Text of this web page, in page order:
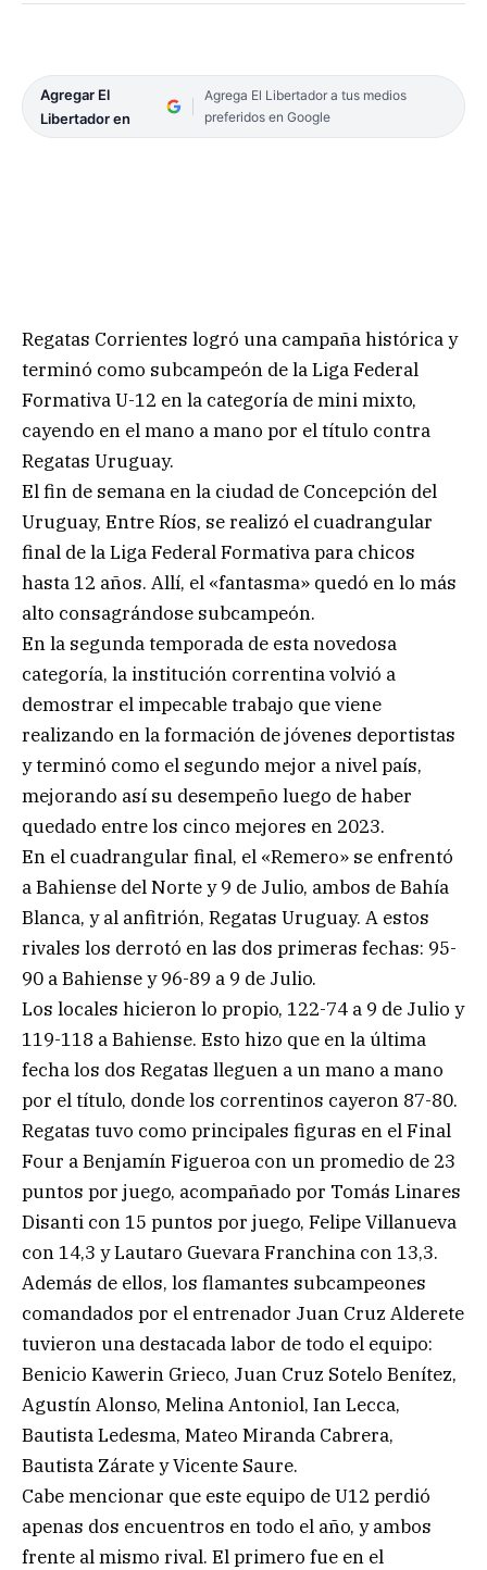
Agregar El
Libertador en
Agrega El Libertador a tus medios
preferidos en Google
Regatas Corrientes logró una campaña histórica y
terminó como subcampeón de la Liga Federal
Formativa U-12 en la categoría de mini mixto,
cayendo en el mano a mano por el título contra
Regatas Uruguay.
El fin de semana en la ciudad de Concepción del
Uruguay, Entre Ríos, se realizó el cuadrangular
final de la Liga Federal Formativa para chicos
hasta 12 años. Allí, el «fantasma» quedó en lo más
alto consagrándose subcampeón.
En la segunda temporada de esta novedosa
categoría, la institución correntina volvió a
demostrar el impecable trabajo que viene
realizando en la formación de jóvenes deportistas
y terminó como el segundo mejor a nivel país,
mejorando así su desempeño luego de haber
quedado entre los cinco mejores en 2023.
En el cuadrangular final, el «Remero» se enfrentó
a Bahiense del Norte y 9 de Julio, ambos de Bahía
Blanca, y al anfitrión, Regatas Uruguay. A estos
rivales los derrotó en las dos primeras fechas: 95-
90 a Bahiense y 96-89 a 9 de Julio.
Los locales hicieron lo propio, 122-74 a 9 de Julio y
119-118 a Bahiense. Esto hizo que en la última
fecha los dos Regatas lleguen a un mano a mano
por el título, donde los correntinos cayeron 87-80.
Regatas tuvo como principales figuras en el Final
Four a Benjamín Figueroa con un promedio de 23
puntos por juego, acompañado por Tomás Linares
Disanti con 15 puntos por juego, Felipe Villanueva
con 14,3 y Lautaro Guevara Franchina con 13,3.
Además de ellos, los flamantes subcampeones
comandados por el entrenador Juan Cruz Alderete
tuvieron una destacada labor de todo el equipo:
Benicio Kawerin Grieco, Juan Cruz Sotelo Benítez,
Agustín Alonso, Melina Antoniol, Ian Lecca,
Bautista Ledesma, Mateo Miranda Cabrera,
Bautista Zárate y Vicente Saure.
Cabe mencionar que este equipo de U12 perdió
apenas dos encuentros en todo el año, y ambos
frente al mismo rival. El primero fue en el